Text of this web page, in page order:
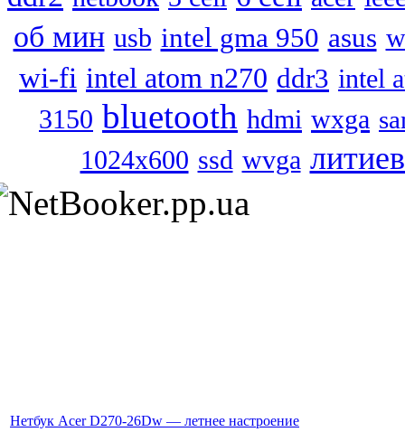
об мин usb intel gma 950 asus
wi-fi intel atom n270 ddr3 intel
3150 bluetooth hdmi wxga
1024x600 ssd wvga
Нетбук Acer D270-26Dw — летнее настроение